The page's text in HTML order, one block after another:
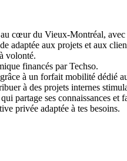
cœur du Vieux-Montréal, avec
adaptée aux projets et aux
volonté.
financés par Techso.
à un forfait mobilité dédié
à des projets internes
partage ses connaissances
privée adaptée à tes besoins.